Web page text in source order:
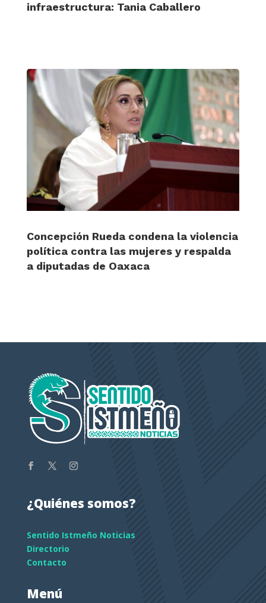
infraestructura: Tania Caballero
Concepción Rueda condena la violencia
política contra las mujeres y respalda
a diputadas de Oaxaca
¿Quiénes somos?
Sentido Istmeño Noticias
Directorio
Contacto
Menú